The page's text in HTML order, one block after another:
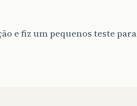
e fiz um pequenos teste para